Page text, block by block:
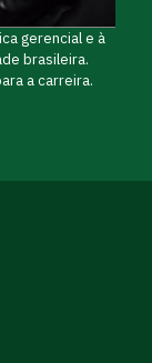
gerencial e à
brasileira.
a carreira.